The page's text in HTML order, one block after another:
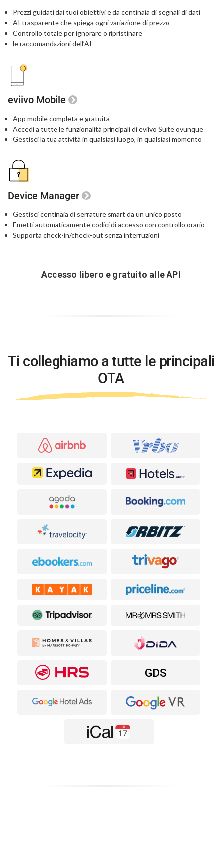
Prezzi guidati dai tuoi obiettivi e da centinaia di segnali di dati
AI trasparente che spiega ogni variazione di prezzo
Controllo totale per ignorare o ripristinare
le raccomandazioni dell’AI
eviivo Mobile
App mobile completa e gratuita
Accedi a tutte le funzionalità principali di eviivo Suite ovunque
Gestisci la tua attività in qualsiasi luogo, in qualsiasi momento
Device Manager
Gestisci centinaia di serrature smart da un unico posto
Emetti automaticamente codici di accesso con controllo orario
Supporta check-in/check-out senza interruzioni
Accesso libero e gratuito alle API
Ti colleghiamo a tutte le principali
OTA